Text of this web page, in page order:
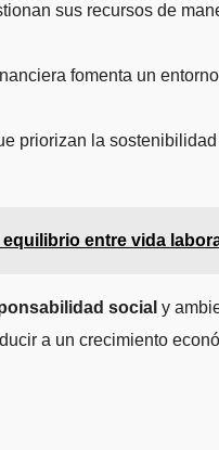
sus recursos de
fomenta un
priorizan la
entre vida
social y
a un crecimiento